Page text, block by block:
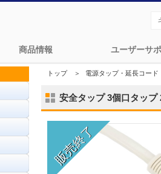
商品情報 ユーザーサ
トップ＞ 電源タップ・延長コード
安全タップ 3個口タップ